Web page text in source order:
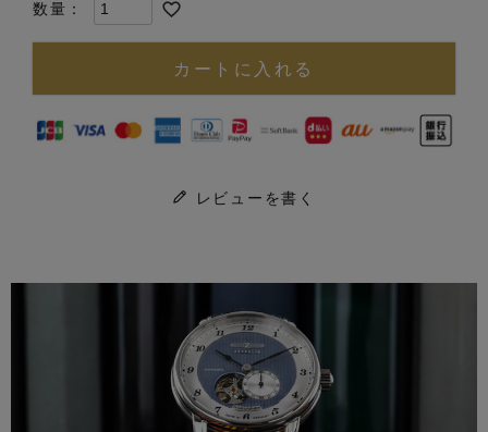
カートに入れる
レビューを書く